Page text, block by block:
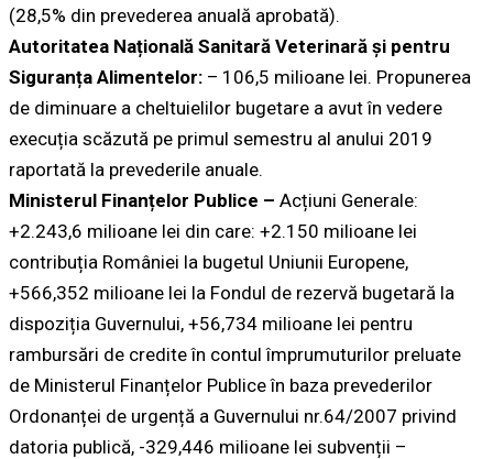
(28,5% din prevederea anuală aprobată).
Autoritatea Națională Sanitară Veterinară și pentru
Siguranța Alimentelor: – 106,5 milioane lei. Propunerea
de diminuare a cheltuielilor bugetare a avut în vedere
execuția scăzută pe primul semestru al anului 2019
raportată la prevederile anuale.
Ministerul Finanțelor Publice – Acțiuni Generale:
+2.243,6 milioane lei din care: +2.150 milioane lei
contribuția României la bugetul Uniunii Europene,
+566,352 milioane lei la Fondul de rezervă bugetară la
dispoziția Guvernului, +56,734 milioane lei pentru
rambursări de credite în contul împrumuturilor preluate
de Ministerul Finanțelor Publice în baza prevederilor
Ordonanței de urgență a Guvernului nr.64/2007 privind
datoria publică, -329,446 milioane lei subvenții –